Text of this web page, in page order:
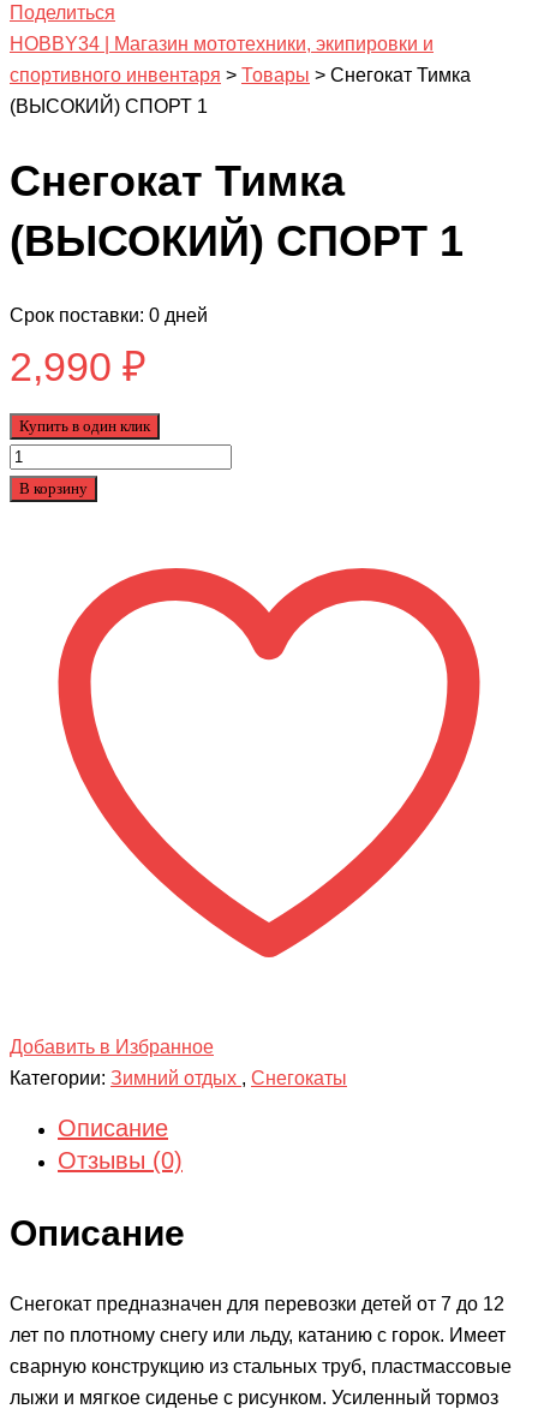
Поделиться
HOBBY34 | Магазин мототехники, экипировки и
спортивного инвентаря > Товары > Снегокат Тимка
(ВЫСОКИЙ) СПОРТ 1
Снегокат Тимка
(ВЫСОКИЙ) СПОРТ 1
Срок поставки: 0 дней
2,990 ₽
Купить в один клик
Количество
товара
(ВЫСОКИЙ)
В корзину
Добавить в Избранное
Категории: Зимний отдых , Снегокаты
Описание
Отзывы (0)
Описание
Снегокат предназначен для перевозки детей от 7 до 12
лет по плотному снегу или льду, катанию с горок. Имеет
сварную конструкцию из стальных труб, пластмассовые
лыжи и мягкое сиденье с рисунком. Усиленный тормоз